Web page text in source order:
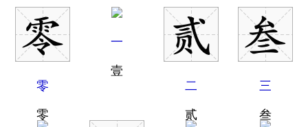
零
零
一
壹
二
贰
三
叁